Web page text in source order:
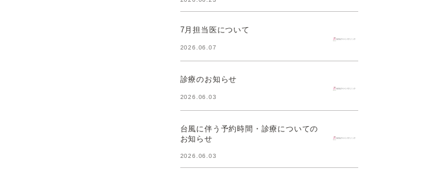
7月担当医について
2026.06.07
診療のお知らせ
2026.06.03
台風に伴う予約時間・診療についての
お知らせ
2026.06.03